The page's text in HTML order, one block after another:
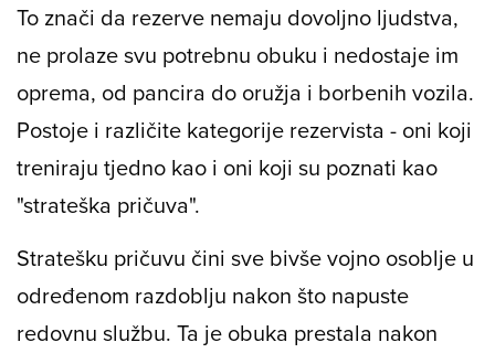
To znači da rezerve nemaju dovoljno ljudstva,
ne prolaze svu potrebnu obuku i nedostaje im
oprema, od pancira do oružja i borbenih vozila.
Postoje i različite kategorije rezervista - oni koji
treniraju tjedno kao i oni koji su poznati kao
"strateška pričuva".
Stratešku pričuvu čini sve bivše vojno osoblje u
određenom razdoblju nakon što napuste
redovnu službu. Ta je obuka prestala nakon